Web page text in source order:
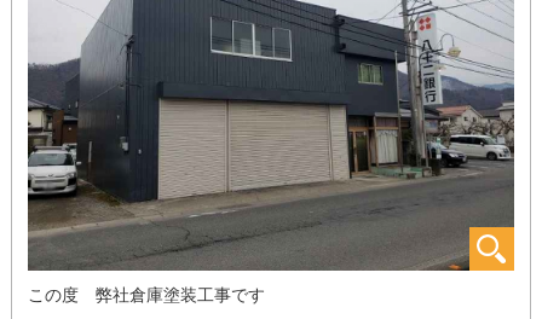
この度 弊社倉庫塗装工事です